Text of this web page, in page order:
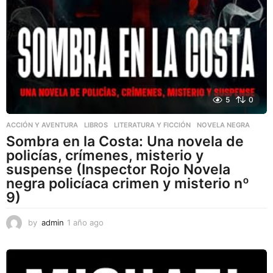
5 0
ACCIÓN Y AVENTURA ,LIBROS ,LITERATURA Y FICCIÓN NOVELA NEGRA
Sombra en la Costa: Una novela de
policías, crímenes, misterio y
suspense (Inspector Rojo Novela
negra policíaca crimen y misterio nº
9)
by admin 1 año ago
a